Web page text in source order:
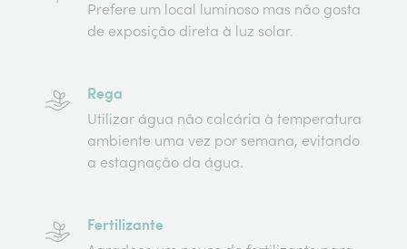
Prefere um local luminoso mas não gosta
de exposição direta à luz solar.
Rega
Utilizar água não calcária à temperatura
ambiente uma vez por semana, evitando
a estagnação da água.
Fertilizante